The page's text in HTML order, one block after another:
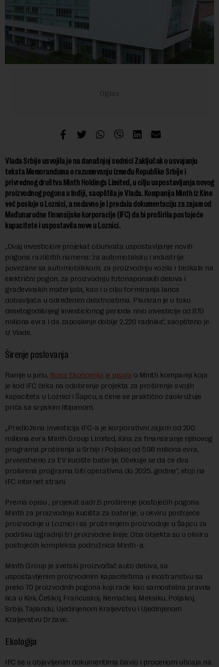
Vlada Srbije usvojila je na današnjoj sednici Zaključak o usvajanju
teksta Memoranduma o razumevanju između Republike Srbije i
privrednog društva Minth Holdings Limited, u cilju uspostavljanja novog
proizvodnog pogona u Inđiji, saopštila je Vlada. Kompanija Minth iz Kine
već posluje u Loznici, a nedavno je i predala dokumentaciju za zajam od
Međunarodne finansijske korporacije (IFC) da bi proširila postojeće
kapacitete i uspostavila nove u Loznici.
„Ovaj investicioni projekat obuhvata uspostavljanje novih
pogona različitih namena: za automobilsku i industrije
povezane sa automobilskom, za proizvodnju vozila i bicikala na
električni pogon, za proizvodnju fotonaponskih delova i
građevinskih materijala, kao i u cilju formiranja lanca
dobavljača u određenim delatnostima. Planiran je u toku
desetogodišnjeg investicionog perioda nivo investicije od 870
miliona evra i da zaposlenje dobije 2.220 radnika“, saopšteno je
iz Vlade.
Širenje poslovanja
Ranije u junu, Nova Ekonomija je pisala o Minth kompaniji koja
je kod IFC čeka na odobrenje projekta za proširenje svojih
kapaciteta u Loznici i Šapcu, a čime se praktično zaokružuje
priča sa srpskim litijumom.
„Predložena investicija IFC-a je korporativni zajam od 200
miliona evra Minth Group Limited, Kina za finansiranje njihovog
programa proširenja u Srbiji i Poljskoj od 598 miliona evra,
prvenstveno za EV kućište baterije. Očekuje se da će dva
proširena programa biti operativna do 2025. godine“, stoji na
IFC internet strani.
Prema opisu , projekat sadrži proširenje postojećih pogona
Minth za proizvodnju kućišta za baterije, u okviru postojeće
proizvodnje u Loznici i sa proširenjem proizvodnje u Šapcu za
podršku izgradnji tri proizvodne linije. Oba objekta su u okviru
postojećih kompleksa podružnica Minth-a.
Minth Group je svetski proizvođač auto delova, sa
uspostavljenim proizvodnim kapacitetima u inostranstvu sa
preko 70 proizvodnih pogona koji rade kao samostalna pravna
lica u Kini, Češkoj, Francuskoj, Nemačkoj, Meksiku, Poljskoj,
Srbiji, Tajlandu, Ujedinjenom Kraljevstvu i Ujedinjenom
Kraljevstvu Države.
Ekologija
IFC se u objavljenim dokumentima bavio i procenom uticaja na